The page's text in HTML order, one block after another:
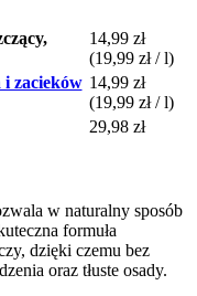
14,99 zł
(19,99 zł / l)
zacieków 14,99 zł
(19,99 zł / l)
29,98 zł
w naturalny sposób
formuła
dzięki czemu bez
oraz tłuste osady.